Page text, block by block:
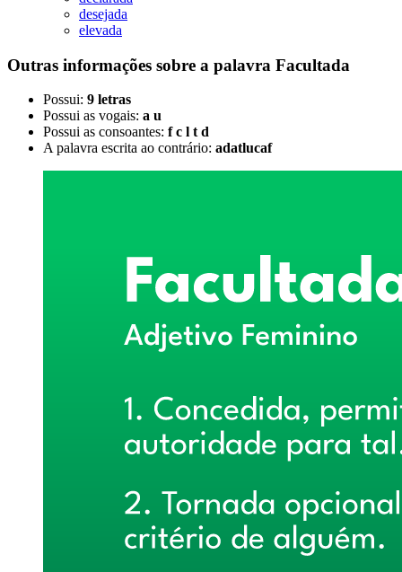
desejada
elevada
Outras informações sobre a palavra Facultada
Possui: 9 letras
Possui as vogais: a u
Possui as consoantes: f c l t d
A palavra escrita ao contrário: adatlucaf